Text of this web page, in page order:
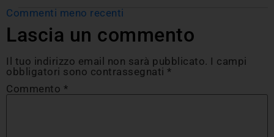
Commenti meno recenti
Lascia un commento
Il tuo indirizzo email non sarà pubblicato. I campi
obbligatori sono contrassegnati *
Commento *